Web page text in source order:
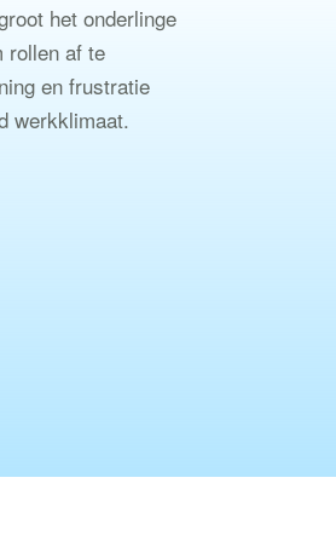
het onderlinge
rollen af te
en frustratie
werkklimaat.